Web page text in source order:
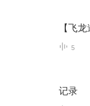
【飞
5
记录